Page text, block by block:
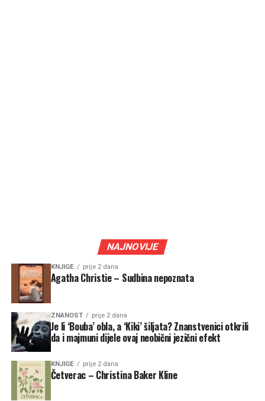
NAJNOVIJE
KNJIGE prije 2 dana
Agatha Christie – Sudbina nepoznata
ZNANOST prije 2 dana
Je li ‘Bouba’ obla, a ‘Kiki’ šiljata? Znanstvenici otkrili
da i majmuni dijele ovaj neobični jezični efekt
KNJIGE prije 2 dana
Četverac – Christina Baker Kline